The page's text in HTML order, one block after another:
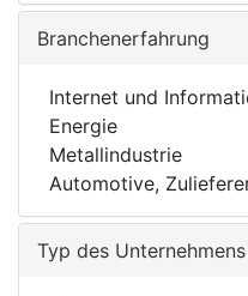
Branchenerfahrung
Internet und
Energie
Metallindustrie
Automotive,
Typ des Unternehmens